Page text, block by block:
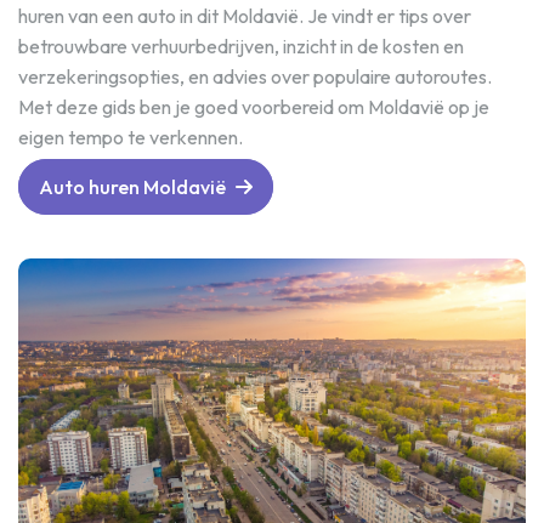
huren van een auto in dit Moldavië. Je vindt er tips over
betrouwbare verhuurbedrijven, inzicht in de kosten en
verzekeringsopties, en advies over populaire autoroutes.
Met deze gids ben je goed voorbereid om Moldavië op je
eigen tempo te verkennen.
Auto huren Moldavië